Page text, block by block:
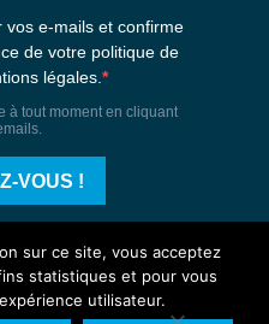
sur ce site, vous acceptez
statistiques et pour vous
utilisateur.